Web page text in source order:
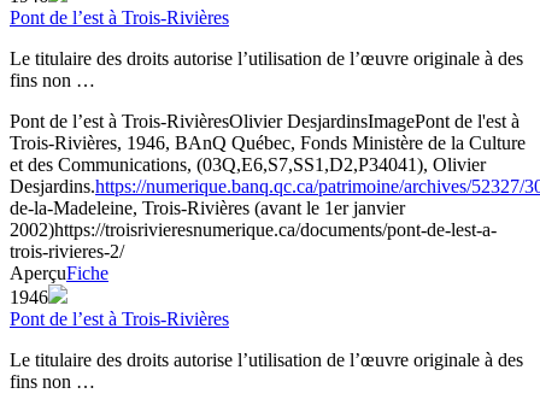
Pont de l’est à Trois-Rivières
Le titulaire des droits autorise l’utilisation de l’œuvre originale à des
fins non …
Pont de l’est à Trois-RivièresOlivier DesjardinsImagePont de l'est à
Trois-Rivières, 1946, BAnQ Québec, Fonds Ministère de la Culture
et des Communications, (03Q,E6,S7,SS1,D2,P34041), Olivier
Desjardins.https://numerique.banq.qc.ca/patrimoine/archives/52327/
de-la-Madeleine, Trois-Rivières (avant le 1er janvier
2002)https://troisrivieresnumerique.ca/documents/pont-de-lest-a-
trois-rivieres-2/
AperçuFiche
1946
Pont de l’est à Trois-Rivières
Le titulaire des droits autorise l’utilisation de l’œuvre originale à des
fins non …